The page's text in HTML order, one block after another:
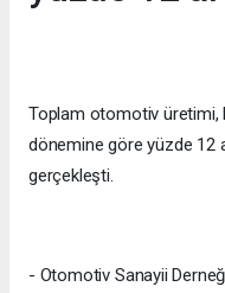
Toplam otomotiv üretimi,
dönemine göre yüzde 12
gerçekleşti.
- Otomotiv Sanayii Derneği